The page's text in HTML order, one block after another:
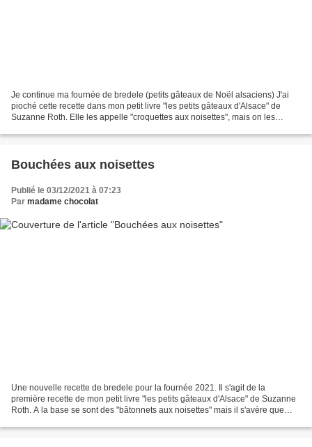
Je continue ma fournée de bredele (petits gâteaux de Noël alsaciens) J'ai
pioché cette recette dans mon petit livre "les petits gâteaux d'Alsace" de
Suzanne Roth. Elle les appelle "croquettes aux noisettes", mais on les
Bouchées aux noisettes
Publié le 03/12/2021 à 07:23
Par madame chocolat
Une nouvelle recette de bredele pour la fournée 2021. Il s'agit de la
première recette de mon petit livre "les petits gâteaux d'Alsace" de Suzanne
Roth. A la base se sont des "bâtonnets aux noisettes" mais il s'avère que